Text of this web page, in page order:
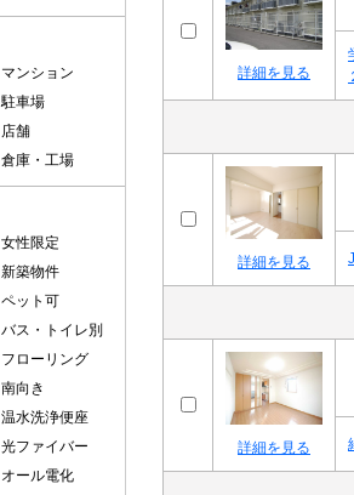
マンション
駐車場
店舗
倉庫・工場
女性限定
新築物件
ペット可
バス・トイレ別
フローリング
南向き
温水洗浄便座
光ファイバー
オール電化
詳細を見る
詳細を見る
詳細を見る